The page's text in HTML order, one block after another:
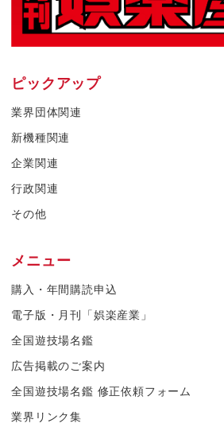
ピックアップ
業界団体関連
新機種関連
企業関連
行政関連
その他
メニュー
購入・年間購読申込
電子版・月刊「娯楽産業」
全国遊技場名鑑
広告掲載のご案内
全国遊技場名鑑 修正依頼フォーム
業界リンク集